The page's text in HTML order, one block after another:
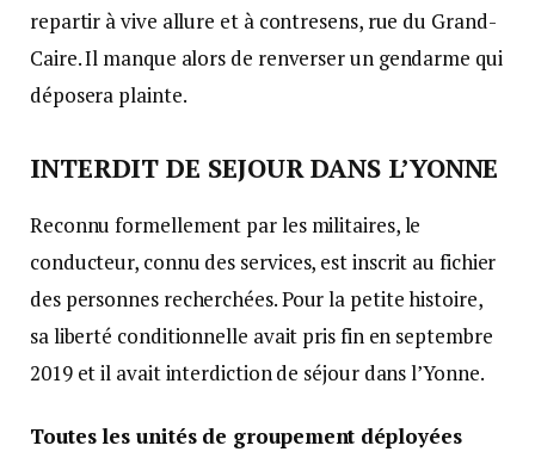
repartir à vive allure et à contresens, rue du Grand-
Caire. Il manque alors de renverser un gendarme qui
déposera plainte.
INTERDIT DE SEJOUR DANS L’YONNE
Reconnu formellement par les militaires, le
conducteur, connu des services, est inscrit au fichier
des personnes recherchées. Pour la petite histoire,
sa liberté conditionnelle avait pris fin en septembre
2019 et il avait interdiction de séjour dans l’Yonne.
Toutes les unités de groupement déployées